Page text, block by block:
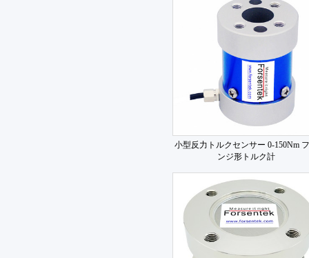
小型反力トルクセンサー 0-150Nm
ンジ形トルク計